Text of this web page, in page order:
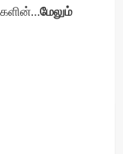
மேலும்